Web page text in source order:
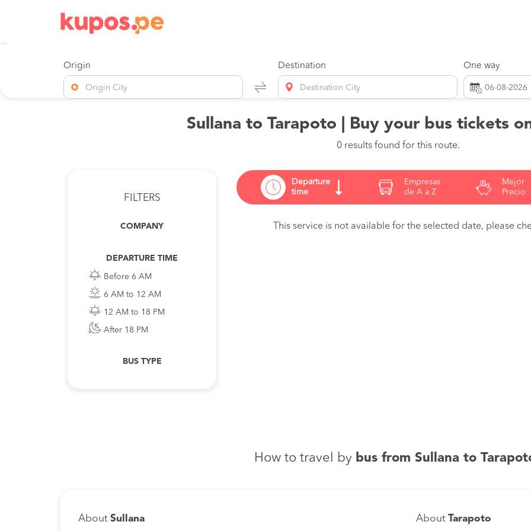
Origin
Origin City
Destination
Destination City
One way
Sullana to Tarapoto | Buy your bus tickets
0 results found for this route.
FILTERS
COMPANY
DEPARTURE TIME
Before 6 AM
6 AM to 12 AM
12 AM to 18 PM
After 18 PM
BUS TYPE
Departure
time
Empresas
de A a Z
Mejor
Precio
This service is not available for the selected date, please
How to travel by bus from Sullana to
About Sullana About Tarapoto